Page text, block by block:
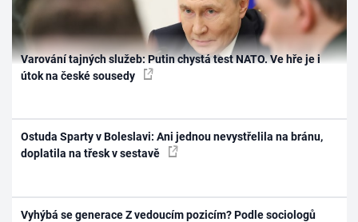
Varování tajných služeb: Putin chystá test NATO. Ve hře je i
útok na české sousedy
Ostuda Sparty v Boleslavi: Ani jednou nevystřelila na bránu,
doplatila na třesk v sestavě
Vyhýbá se generace Z vedoucím pozicím? Podle sociologů